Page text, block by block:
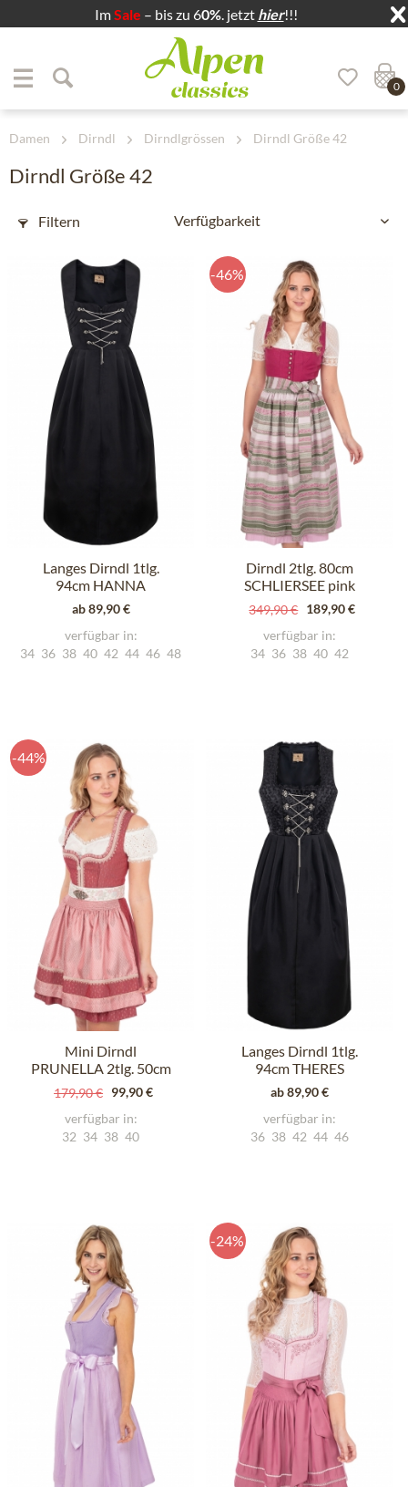
ImSale – bis zu 60%. jetzt hier!!!
Zum Hauptbereich springen
0
Damen Dirndl Dirndlgrössen Dirndl Größe 42
Dirndl Größe 42
Filtern
Langes Dirndl 1tlg.
94cm HANNA
schwarz
ab 89,90 €
verfügbar in:
34 36 38 40 42 44 46 48
-46%
Dirndl 2tlg. 80cm
SCHLIERSEE pink
gemustert
349,90 € 189,90 €
verfügbar in:
34 36 38 40 42
-44%
Mini Dirndl
PRUNELLA 2tlg. 50cm
417567 rose
179,90 € 99,90 €
verfügbar in:
32 34 38 40
Langes Dirndl 1tlg.
94cm THERES
schwarz
ab 89,90 €
verfügbar in:
36 38 42 44 46
-24%